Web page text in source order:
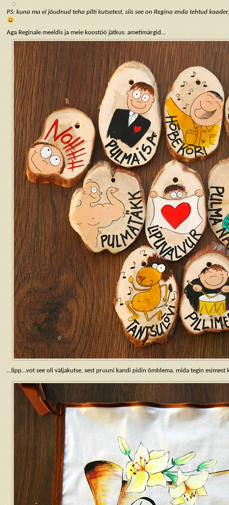
PS: kuna ma ei jõudnud teha pilti kutsetest, siis see on Regina enda tehtud
Aga Reginale meeldis ja meie koostöö jätkus: ametimärgid…
…lipp…vot see oli väljakutse, sest pruuni kandi pidin õmblema, mida tegin esimest